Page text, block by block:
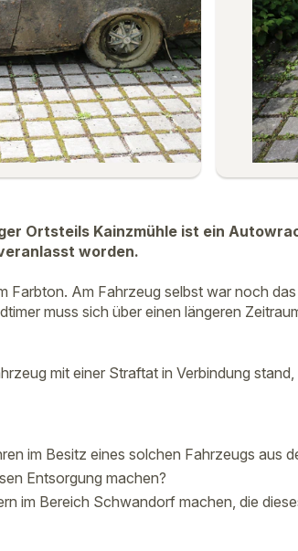
Ortsteils Kainzmühle ist ein
worden.
Farbton. Am Fahrzeug selbst war noch
muss sich über einen längeren
mit einer Straftat in Verbindung
im Besitz eines solchen Fahrzeugs aus
Entsorgung machen?
im Bereich Schwandorf machen, die